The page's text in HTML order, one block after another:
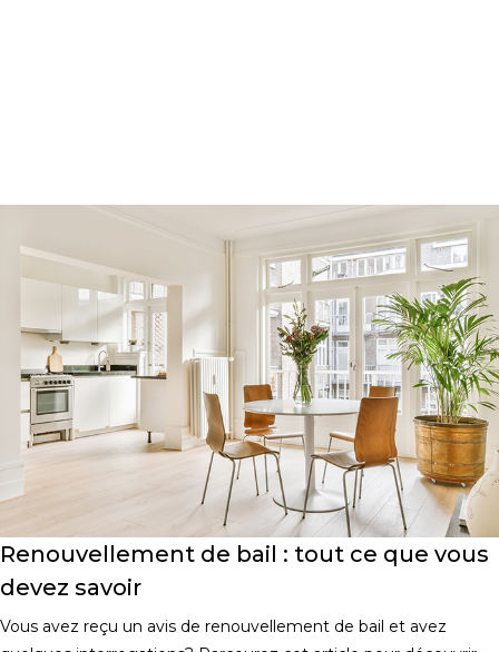
Renouvellement de bail : tout ce que vous
devez savoir
Vous avez reçu un avis de renouvellement de bail et avez